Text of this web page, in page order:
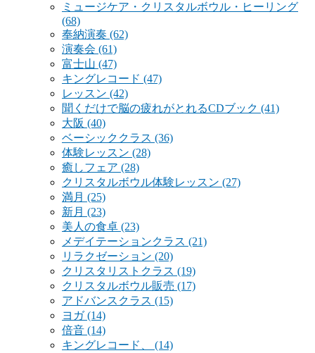
ミュージケア・クリスタルボウル・ヒーリング
(68)
奉納演奏 (62)
演奏会 (61)
富士山 (47)
キングレコード (47)
レッスン (42)
聞くだけで脳の疲れがとれるCDブック (41)
大阪 (40)
ベーシッククラス (36)
体験レッスン (28)
癒しフェア (28)
クリスタルボウル体験レッスン (27)
満月 (25)
新月 (23)
美人の食卓 (23)
メデイテーションクラス (21)
リラクゼーション (20)
クリスタリストクラス (19)
クリスタルボウル販売 (17)
アドバンスクラス (15)
ヨガ(14)
倍音 (14)
キングレコード、 (14)